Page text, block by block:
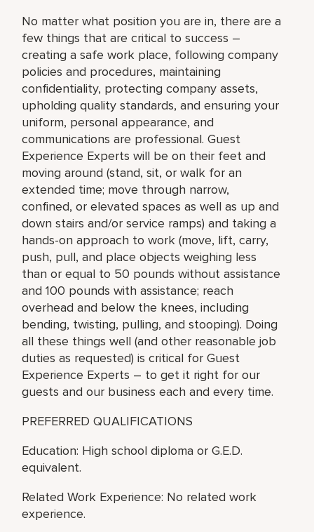
No matter what position you are in, there are a
few things that are critical to success –
creating a safe work place, following company
policies and procedures, maintaining
confidentiality, protecting company assets,
upholding quality standards, and ensuring your
uniform, personal appearance, and
communications are professional. Guest
Experience Experts will be on their feet and
moving around (stand, sit, or walk for an
extended time; move through narrow,
confined, or elevated spaces as well as up and
down stairs and/or service ramps) and taking a
hands-on approach to work (move, lift, carry,
push, pull, and place objects weighing less
than or equal to 50 pounds without assistance
and 100 pounds with assistance; reach
overhead and below the knees, including
bending, twisting, pulling, and stooping). Doing
all these things well (and other reasonable job
duties as requested) is critical for Guest
Experience Experts – to get it right for our
guests and our business each and every time.
PREFERRED QUALIFICATIONS
Education: High school diploma or G.E.D.
equivalent.
Related Work Experience: No related work
experience.